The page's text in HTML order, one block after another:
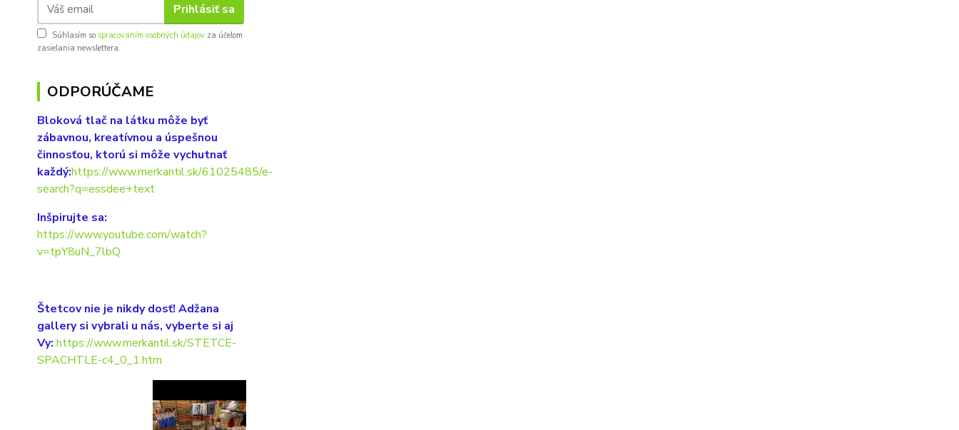
Prihlásiť sa
Súhlasím so spracovaním osobných údajov za účelom
zasielania newslettera.
ODPORÚČAME
Bloková tlač na látku môže byť
zábavnou, kreatívnou a úspešnou
činnosťou, ktorú si môže vychutnať
každý:https://www.merkantil.sk/61025485/e-
search?q=essdee+text
Inšpirujte sa:
https://www.youtube.com/watch?
v=tpY8uN_7lbQ
Štetcov nie je nikdy dosť! Adžana
gallery si vybrali u nás, vyberte si aj
Vy: https://www.merkantil.sk/STETCE-
SPACHTLE-c4_0_1.htm